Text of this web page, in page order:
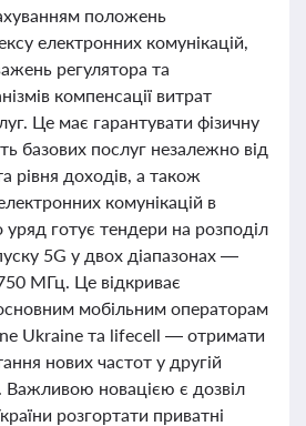
положень
електронних комунікацій,
регулятора та
компенсації витрат
Це має гарантувати фізичну
базових послуг незалежно від
рівня доходів, а також
комунікацій в
уряд готує тендери на розподіл
5G у двох діапазонах —
МГц. Це відкриває
мобільним операторам
Ukraine та lifecell — отримати
нових частот у другій
Важливою новацією є дозвіл
розгортати приватні